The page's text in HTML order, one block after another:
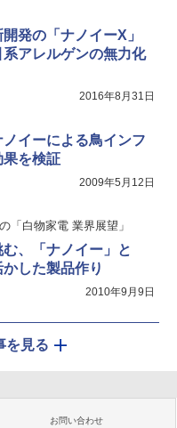
発の「ナノイーX」
アレルゲンの無力化
2016年8月31日
イーによる鳥インフ
果を検証
2009年5月12日
「白物家電 業界展望」
、「ナノイー」と
かした製品作り
2010年9月9日
を見る
お問い合わせ